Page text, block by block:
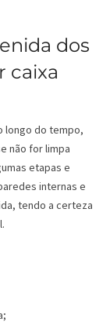
dos
caixa
longo do tempo,
não for limpa
etapas e
internas e
tendo a certeza